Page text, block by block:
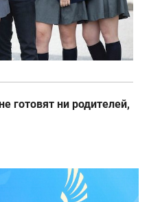
готовят ни родителей,